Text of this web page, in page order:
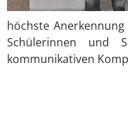
höchste
Schülerinnen und
kommunikativen